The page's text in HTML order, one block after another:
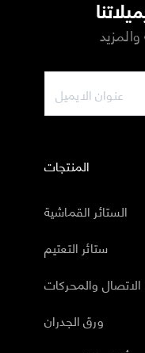
المنتجات
الستائر القماشية
ستائر التعتيم
الاتصال والمحركات
ورق الجدران